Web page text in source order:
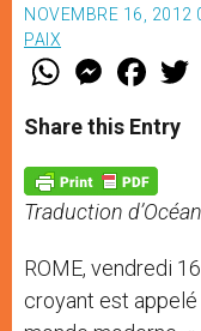
NOVEMBRE 16, 2012
PAIX
W
t
s
p
p
M
e
s
e
g
e
r
F
a
e
b
o
k
Share this Entry
Traduction
ROME, vendredi
croyant est